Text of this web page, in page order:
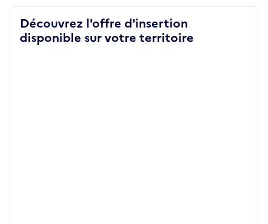
Découvrez l'offre d'insertion
disponible sur votre territoire